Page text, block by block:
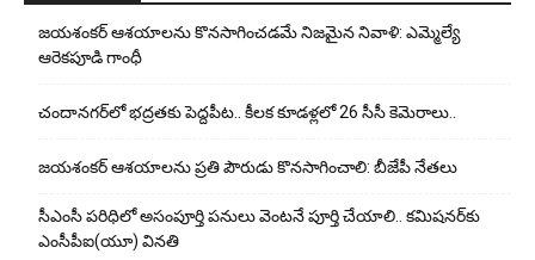
జయశంకర్ ఆశయాలను కొనసాగించడమే నిజమైన నివాళి: ఎమ్మెల్యే
ఆరెక‌పూడి గాంధీ
చందానగర్‌లో భద్రతకు పెద్దపీట.. కీలక కూడళ్లలో 26 సీసీ కెమెరాలు..
జయశంకర్ ఆశయాలను ప్రతి పౌరుడు కొనసాగించాలి: బీజేపీ నేతలు
సీఎంసీ పరిధిలో అసంపూర్తి పనులు వెంటనే పూర్తి చేయాలి.. కమిషనర్‌కు
ఎంసీపీఐ(యూ) వినతి